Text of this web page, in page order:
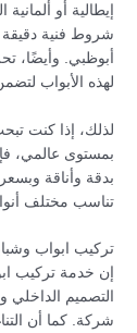
إيطالية أو
شروط فنية دقيقة
أبوظبي. وأيضًا،
لهذه الأبواب
لذلك، إذا كنت
بمستوى عالمي،
بدقة وأناقة
تناسب مختلف
تركيب ابواب
إن خدمة تركيب
التصميم الداخلي
شركة. كما أن